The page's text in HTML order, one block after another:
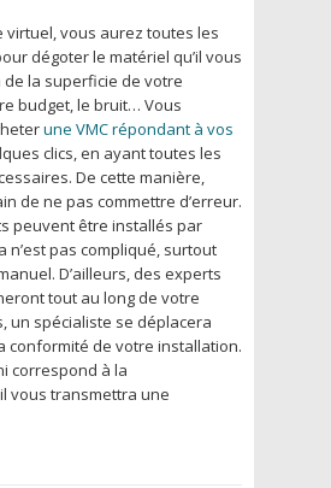
virtuel, vous aurez toutes les
dégoter le matériel qu’il vous
la superficie de votre
budget, le bruit… Vous
une VMC répondant à vos
clics, en ayant toutes les
De cette manière,
de ne pas commettre d’erreur.
peuvent être installés par
n’est pas compliqué, surtout
D’ailleurs, des experts
tout au long de votre
un spécialiste se déplacera
conformité de votre installation.
correspond à la
vous transmettra une